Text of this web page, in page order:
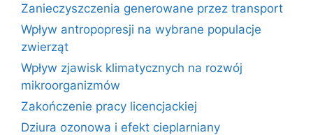
Zanieczyszczenia generowane przez transport
Wpływ antropopresji na wybrane populacje
zwierząt
Wpływ zjawisk klimatycznych na rozwój
mikroorganizmów
Zakończenie pracy licencjackiej
Dziura ozonowa i efekt cieplarniany